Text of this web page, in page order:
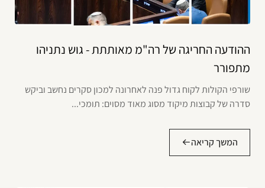
ההודעה החריגה של רה"מ מאותתת - גוש נתניהו
מתפורר
שורפי הקולות לקוח גדול פנה לאחרונה למכון סקרים נחשב וביקש
סדרה של קבוצות מיקוד מסוג מאוד מסוים: תומכי...
המשך קריאה